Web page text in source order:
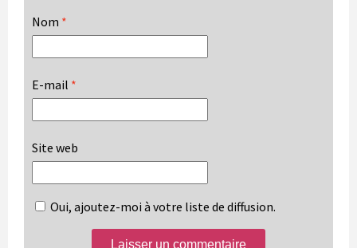
Nom *
E-mail *
Site web
Oui, ajoutez-moi à votre liste de diffusion.